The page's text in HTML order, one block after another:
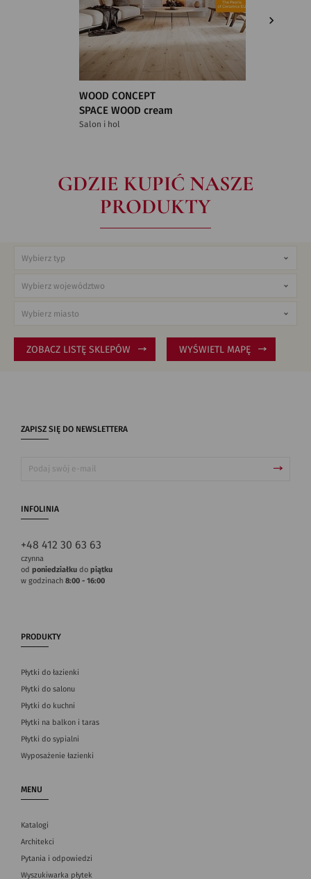
WOOD CONCEPT
SPACE WOOD cream
Salon i hol
GDZIE KUPIĆ NASZE
PRODUKTY
ZOBACZ LISTĘ SKLEPÓW WYŚWIETL MAPĘ
ZAPISZ SIĘ DO NEWSLETTERA
INFOLINIA
+48 412 30 63 63
czynna
od poniedziałku do piątku
w godzinach 8:00 - 16:00
PRODUKTY
Płytki do łazienki
Płytki do salonu
Płytki do kuchni
Płytki na balkon i taras
Płytki do sypialni
Wyposażenie łazienki
MENU
Katalogi
Architekci
Pytania i odpowiedzi
Wyszukiwarka płytek